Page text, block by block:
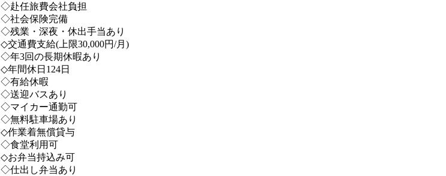
◇赴任旅費会社負担
◇社会保険完備
◇残業・深夜・休出手当あり
◇交通費支給(上限30,000円/月)
◇年3回の長期休暇あり
◇年間休日124日
◇有給休暇
◇送迎バスあり
◇マイカー通勤可
◇無料駐車場あり
◇作業着無償貸与
◇食堂利用可
◇お弁当持込み可
◇仕出し弁当あり